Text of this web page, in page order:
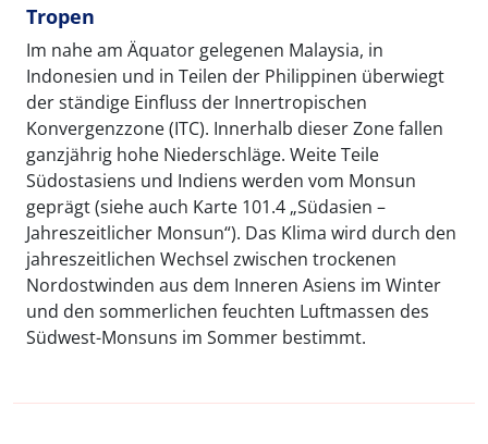
Tropen
Im nahe am Äquator gelegenen Malaysia, in
Indonesien und in Teilen der Philippinen überwiegt
der ständige Einfluss der Innertropischen
Konvergenzzone (ITC). Innerhalb dieser Zone fallen
ganzjährig hohe Niederschläge. Weite Teile
Südostasiens und Indiens werden vom Monsun
geprägt (siehe auch Karte 101.4 „Südasien –
Jahreszeitlicher Monsun“). Das Klima wird durch den
jahreszeitlichen Wechsel zwischen trockenen
Nordostwinden aus dem Inneren Asiens im Winter
und den sommerlichen feuchten Luftmassen des
Südwest-Monsuns im Sommer bestimmt.